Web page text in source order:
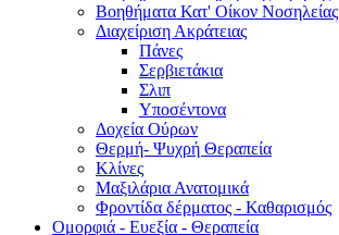
Βοηθήματα Κατ' Οίκον Νοσηλείας
Διαχείριση Ακράτειας
Πάνες
Σερβιετάκια
Σλιπ
Υποσέντονα
Δοχεία Ούρων
Θερμή- Ψυχρή Θεραπεία
Κλίνες
Μαξιλάρια Ανατομικά
Φροντίδα δέρματος - Καθαρισμός
Ομορφιά - Ευεξία - Θεραπεία